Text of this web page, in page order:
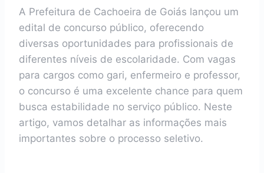
A Prefeitura de Cachoeira de Goiás lançou um
edital de concurso público, oferecendo
diversas oportunidades para profissionais de
diferentes níveis de escolaridade. Com vagas
para cargos como gari, enfermeiro e professor,
o concurso é uma excelente chance para quem
busca estabilidade no serviço público. Neste
artigo, vamos detalhar as informações mais
importantes sobre o processo seletivo.